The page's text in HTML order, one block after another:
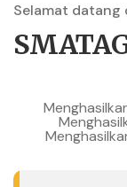
Selamat datang